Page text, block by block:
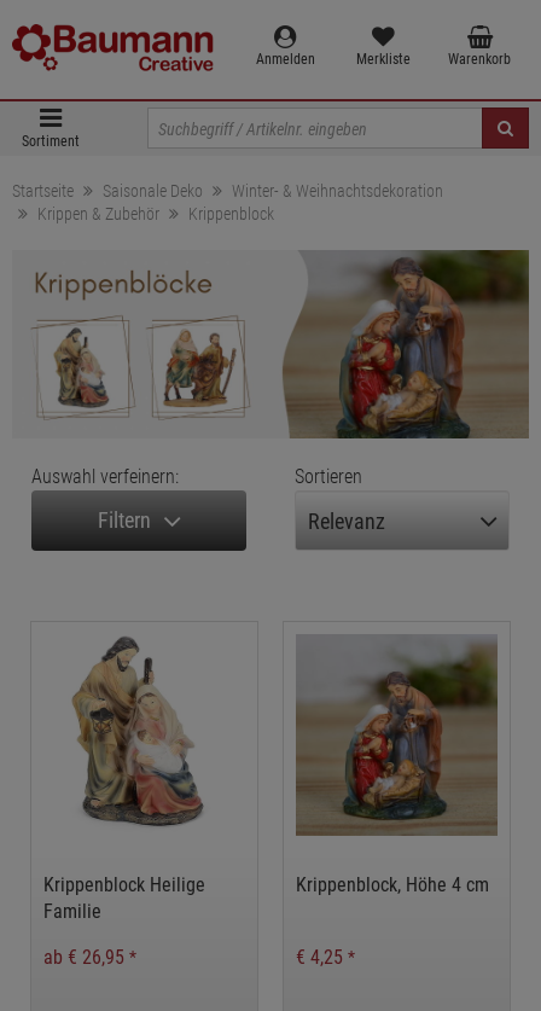
Anmelden Merkliste Warenkorb
Sortiment
Startseite Saisonale Deko
Winter- & Weihnachtsdekoration
Krippen & Zubehör
Krippenblock
Auswahl verfeinern:
Filtern
Sortieren
Krippenblock Heilige
Familie
ab € 26,95 *
Krippenblock, Höhe 4 cm
€ 4,25 *